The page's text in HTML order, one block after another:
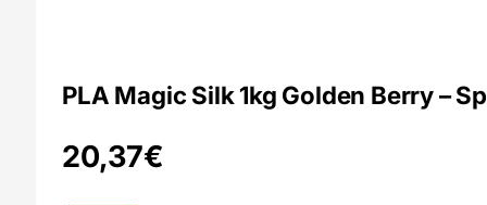
PLA Magic Silk 1kg Golden Berry –
20,37€